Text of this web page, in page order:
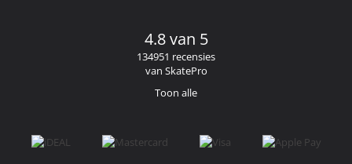
4.8 van 5
134951 recensies
van SkatePro
Toon alle